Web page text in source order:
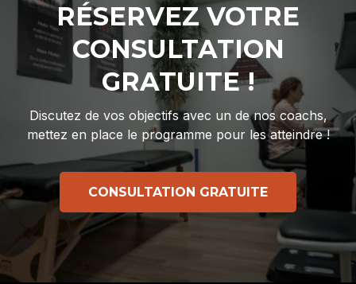
RÉSERVEZ VOTRE
CONSULTATION
GRATUITE !
Discutez de vos objectifs avec un de nos coachs,
mettez en place le programme pour les atteindre !
CONSULTATION GRATUITE